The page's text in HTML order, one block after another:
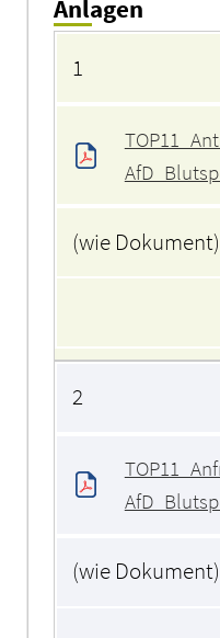
Anlagen
1
(wie Dokument)
2
(wie Dokument)